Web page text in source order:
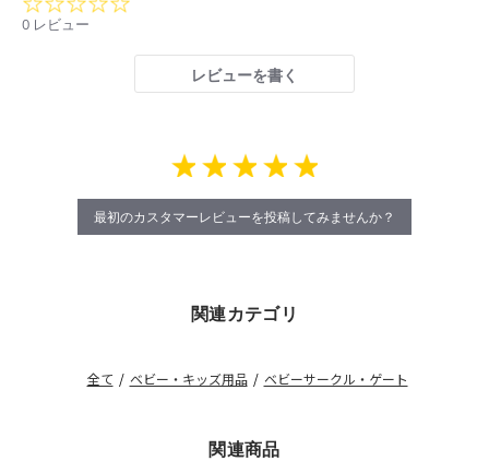
0 レビュー
レビューを書く
最初のカスタマーレビューを投稿してみませんか？
関連カテゴリ
全て / ベビー・キッズ用品 / ベビーサークル・ゲート
関連商品